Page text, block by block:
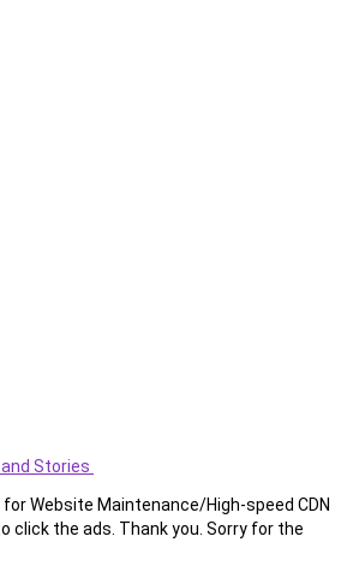
Stories
for Website Maintenance/High-speed CDN
click the ads. Thank you. Sorry for the